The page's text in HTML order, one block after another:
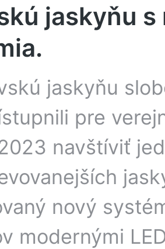
jaskyňu
jaskyňu
pre
navštíviť
nový
modernými